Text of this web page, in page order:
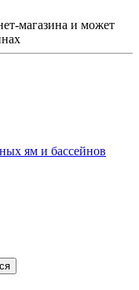
магазина и может
ям и бассейнов